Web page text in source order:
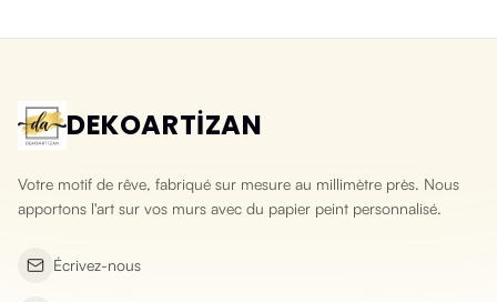
DEKOARTİZAN
Votre motif de rêve, fabriqué sur mesure au millimètre près. Nous
apportons l'art sur vos murs avec du papier peint personnalisé.
Écrivez-nous